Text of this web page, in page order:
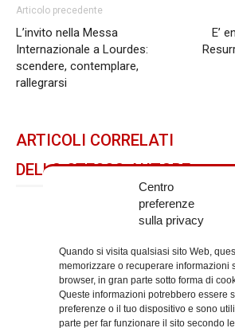
Centro
preferenze
sulla privacy
Quando si visita qualsiasi sito Web,
memorizzare o recuperare informazioni
browser, in gran parte sotto forma di
Queste informazioni potrebbero essere
preferenze o il tuo dispositivo e sono
parte per far funzionare il sito secondo
Articolo precedente
L’invito nella Messa
Internazionale a Lourdes:
scendere, contemplare,
rallegrarsi
E’
ARTICOLI CORRELATI
DELLO STESSO AUTORE
E’ entrato nella luce
padre Gerardo
E’ entrato nella luce
padre Rinaldo Giuliani